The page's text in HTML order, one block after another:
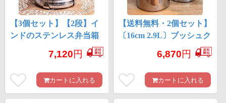
【3個セット】【2段】イ
ンドのステンレス弁当箱
7,120円
カートに入れる
【送料無料・2個セット】
〔16cm 2.9L〕ブッシュク
ラフトの定番 ビリー
缶・ビリーポット リー
ズナブルなニワトリブラ
ンド
6,870円
カートに入れる